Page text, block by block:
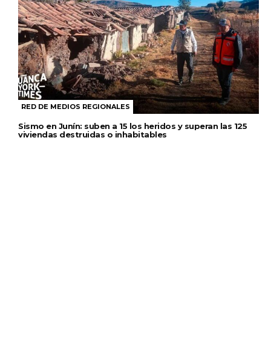
RED DE MEDIOS REGIONALES
Sismo en Junín: suben a 15 los heridos y superan las 125
viviendas destruidas o inhabitables